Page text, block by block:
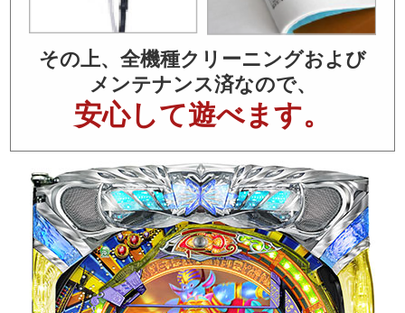
その上、全機種クリーニングおよび
メンテナンス済なので、
安心して遊べます。